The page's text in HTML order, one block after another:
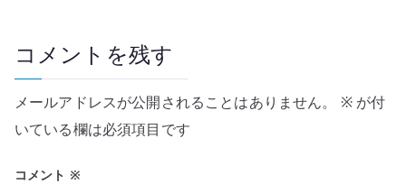
ー
シ
ョ
ン
コメントを残す
メールアドレスが公開されることはありません。 ※が付
いている欄は必須項目です
コメント ※